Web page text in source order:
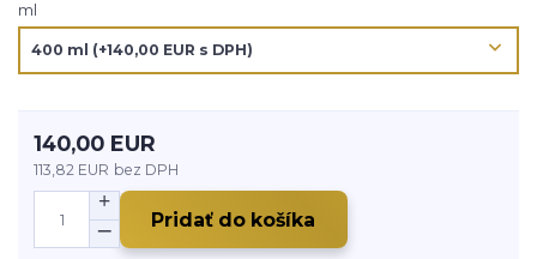
ml
140,00 EUR
113,82 EUR bez DPH
Pridať do košíka